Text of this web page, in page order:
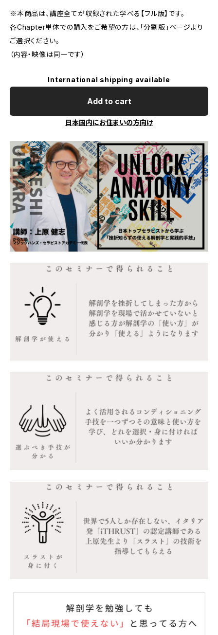
※本商品は、講座全てが収録された学べる【フル版】です。
各Chapter単体での購入をご希望の方は、「分割版」ページより
ご選択ください。
（内容・映像は同一です）
International shipping available
Add to cart
日本国内にお住まいの方向け